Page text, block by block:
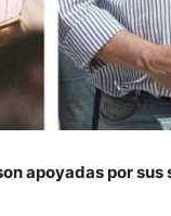
apoyadas por